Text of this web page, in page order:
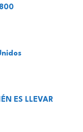
ES LLEVAR